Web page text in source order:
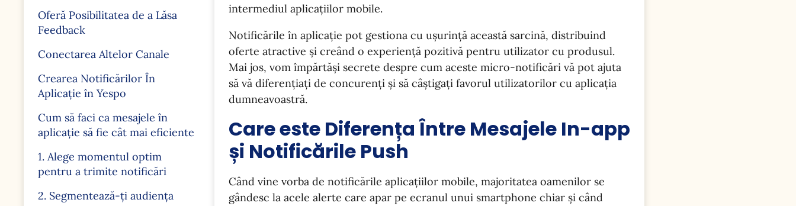
Oferă Posibilitatea de a Lăsa
Feedback
Conectarea Altelor Canale
Crearea Notificărilor În
Aplicație în Yespo
Cum să faci ca mesajele în
aplicație să fie cât mai eficiente
1. Alege momentul optim
pentru a trimite notificări
2. Segmentează-ți audiența
intermediul aplicațiilor mobile.
Notificările în aplicație pot gestiona cu ușurință această sarcină, distribuind
oferte atractive și creând o experiență pozitivă pentru utilizator cu produsul.
Mai jos, vom împărtăși secrete despre cum aceste micro-notificări vă pot ajuta
să vă diferențiați de concurenți și să câștigați favorul utilizatorilor cu aplicația
dumneavoastră.
Care este Diferența Între Mesajele In-app
și Notificările Push
Când vine vorba de notificările aplicațiilor mobile, majoritatea oamenilor se
gândesc la acele alerte care apar pe ecranul unui smartphone chiar și când